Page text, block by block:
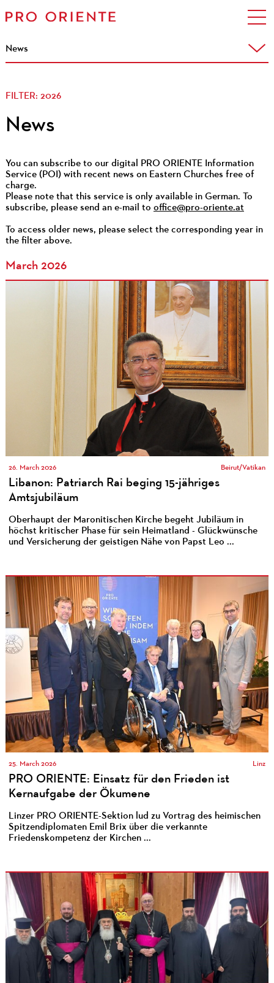
News
FILTER: 2026
News
You can subscribe to our digital PRO ORIENTE Information
Service (POI) with recent news on Eastern Churches free of
charge.
Please note that this service is only available in German. To
subscribe, please send an e-mail to office@pro-oriente.at
To access older news, please select the corresponding year in
the filter above.
March 2026
26. March 2026 Beirut/Vatikan
Libanon: Patriarch Rai beging 15-jähriges
Amtsjubiläum
Oberhaupt der Maronitischen Kirche begeht Jubiläum in
höchst kritischer Phase für sein Heimatland - Glückwünsche
und Versicherung der geistigen Nähe von Papst Leo ...
25. March 2026 Linz
PRO ORIENTE: Einsatz für den Frieden ist
Kernaufgabe der Ökumene
Linzer PRO ORIENTE-Sektion lud zu Vortrag des heimischen
Spitzendiplomaten Emil Brix über die verkannte
Friedenskompetenz der Kirchen ...